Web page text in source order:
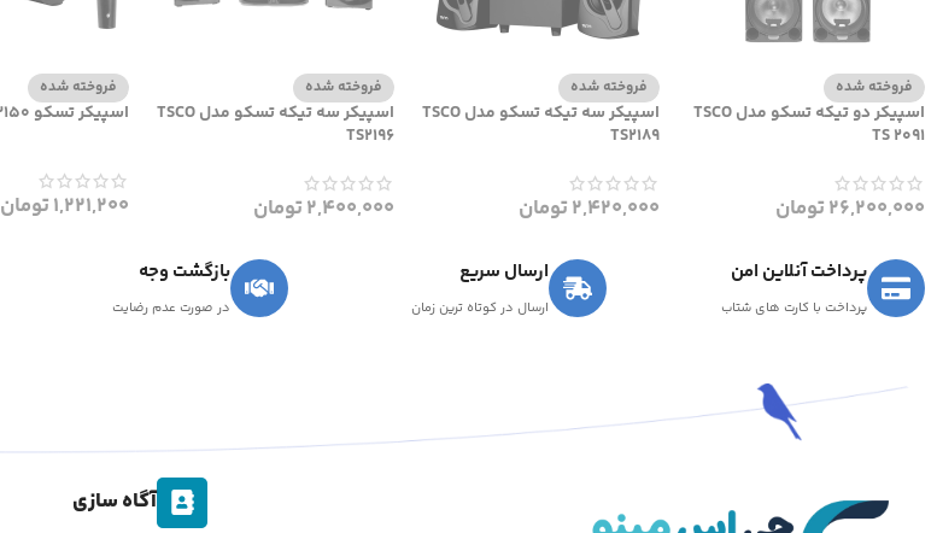
فروخته شده
اسپیکر دو تیکه تسکو مدل TSCO
TS 2091
26,200,000تومان
فروخته شده
اسپیکر سه تیکه تسکو مدل TSCO
TS2189
2,420,000تومان
فروخته شده
اسپیکر سه تیکه تسکو مدل TSCO
TS2196
2,400,000تومان
فروخته شده
اسپیکر تسکو TS23150
1,221,200تومان
پرداخت آنلاین امن
پرداخت با کارت های شتاب
ارسال سریع
ارسال در کوتاه ترین زمان
بازگشت وجه
در صورت عدم رضایت
آگاه سازی